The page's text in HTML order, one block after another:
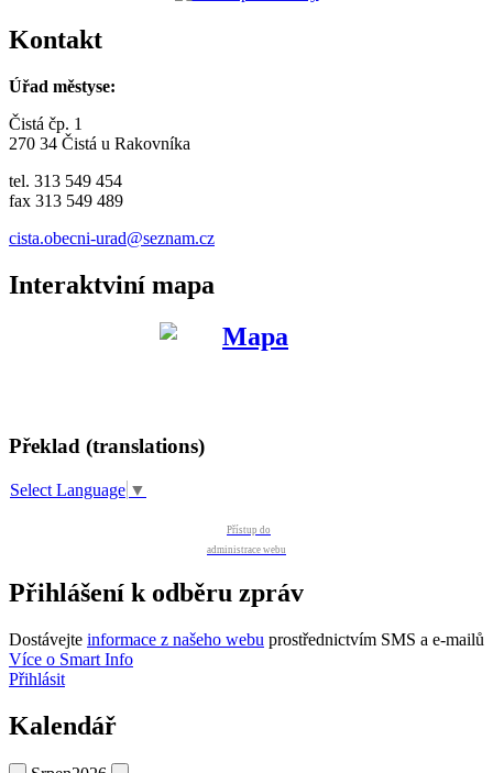
Kontakt
Úřad městyse:
Čistá čp. 1
270 34 Čistá u Rakovníka
tel. 313 549 454
fax 313 549 489
cista.obecni-urad@seznam.cz
Interaktviní mapa
Překlad (translations)
Select Language ▼
Přístup do
administrace webu
Přihlášení k odběru zpráv
Dostávejte informace z našeho webu prostřednictvím SMS a e-mailů
Více o Smart Info
Přihlásit
Kalendář